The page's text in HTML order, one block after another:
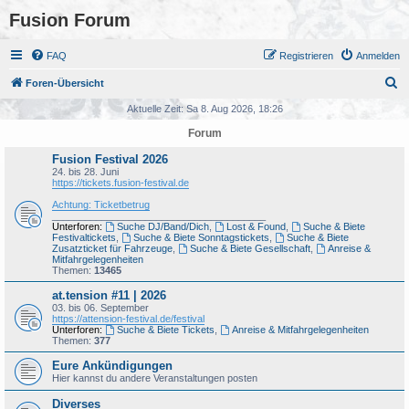
Fusion Forum
FAQ Anmelden
Registrieren
Foren-Übersicht
Aktuelle Zeit: Sa 8. Aug 2026, 18:26
Forum
Fusion Festival 2026
24. bis 28. Juni
https://tickets.fusion-festival.de
Achtung: Ticketbetrug
Unterforen:
Suche DJ/Band/Dich, Lost & Found,
Suche & Biete
Festivaltickets
Suche & Biete Sonntagstickets
Suche & Biete
Zusatzticket für Fahrzeuge
Suche & Biete Gesellschaft,
Anreise &
Mitfahrgelegenheiten
Themen: 13465
at.tension #11 | 2026
03. bis 06. September
https://attension-festival.de/festival
Unterforen:
Suche & Biete Tickets
Anreise & Mitfahrgelegenheiten
Themen: 377
Eure Ankündigungen
Hier kannst du andere Veranstaltungen posten
Diverses